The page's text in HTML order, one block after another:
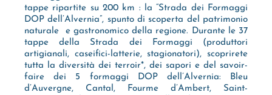
tappe ripartite su 200 km : la “Strada dei Formaggi
DOP dell’Alvernia”, spunto di scoperta del patrimonio
naturale e gastronomico della regione. Durante le 37
tappe della Strada dei Formaggi (produttori
artigianali, caseifici-latterie, stagionatori), scoprirete
tutta la diversità dei terroir*, dei sapori e del savoir-
faire dei 5 formaggi DOP dell’Alvernia: Bleu
d’Auvergne, Cantal, Fourme d’Ambert, Saint-